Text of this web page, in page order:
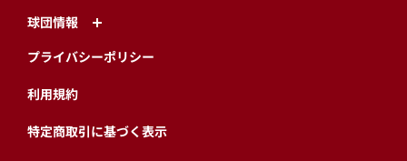
球団情報
プライバシーポリシー
利用規約
特定商取引に基づく表示